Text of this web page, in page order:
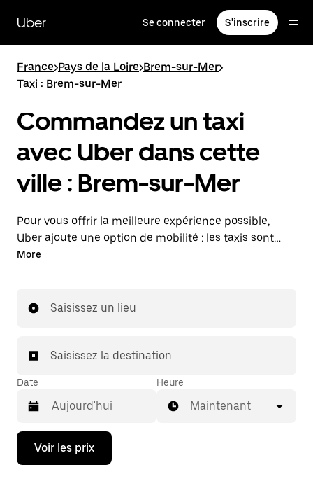
contenu
principal
Uber Se connecter S'inscrire
France>Pays de la Loire>Brem-sur-Mer>
Taxi : Brem-sur-Mer
Commandez un taxi
avec Uber dans cette
ville : Brem-sur-Mer
Pour vous offrir la meilleure expérience possible,
Uber ajoute une option de mobilité : les taxis sont
maintenant disponibles dans l'application. Uber Taxi :
More
Saisissez un lieu
Saisissez la destination
Date
Appuyez
la
Heure
Maintenant
Voir les prix